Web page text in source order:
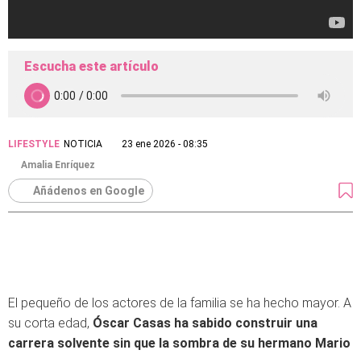
Escucha este artículo
LIFESTYLE NOTICIA
23 ene 2026 - 08:35
Amalia Enríquez
Añádenos en Google
El pequeño de los actores de la familia se ha hecho mayor. A
su corta edad, Óscar Casas ha sabido construir una
carrera solvente sin que la sombra de su hermano Mario